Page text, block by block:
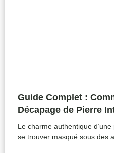
Guide Complet :
Décapage de Pierre
Le charme authentique
se trouver masqué sous des